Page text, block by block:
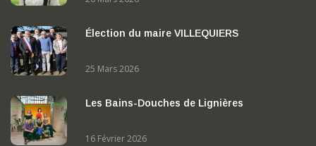
Élection du maire VILLEQUIERS
25 Mars 2026
Les Bains-Douches de Lignières
16 Février 2026